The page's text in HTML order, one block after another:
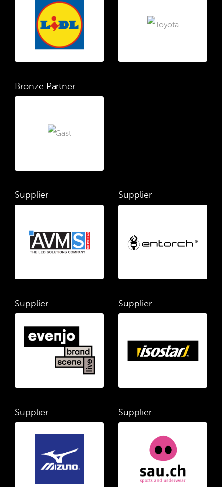
Bronze Partner
Supplier Supplier
Supplier Supplier
Supplier Supplier